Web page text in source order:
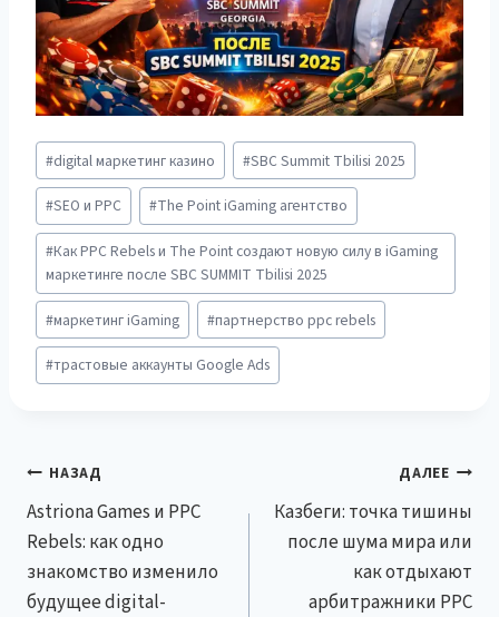
Метки
записи:
#digital маркетинг казино #SBC Summit Tbilisi 2025
#SEO и PPC #The Point iGaming агентство
#Как PPC Rebels и The Point создают новую силу в iGaming
маркетинге после SBC SUMMIT Tbilisi 2025
#маркетинг iGaming #партнерство ppc rebels
#трастовые аккаунты Google Ads
Навигация
по
записям
НАЗАД
Astriona Games и PPC
Rebels: как одно
знакомство изменило
будущее digital-
ДАЛЕЕ
Казбеги: точка тишины
после шума мира или
как отдыхают
арбитражники PPC